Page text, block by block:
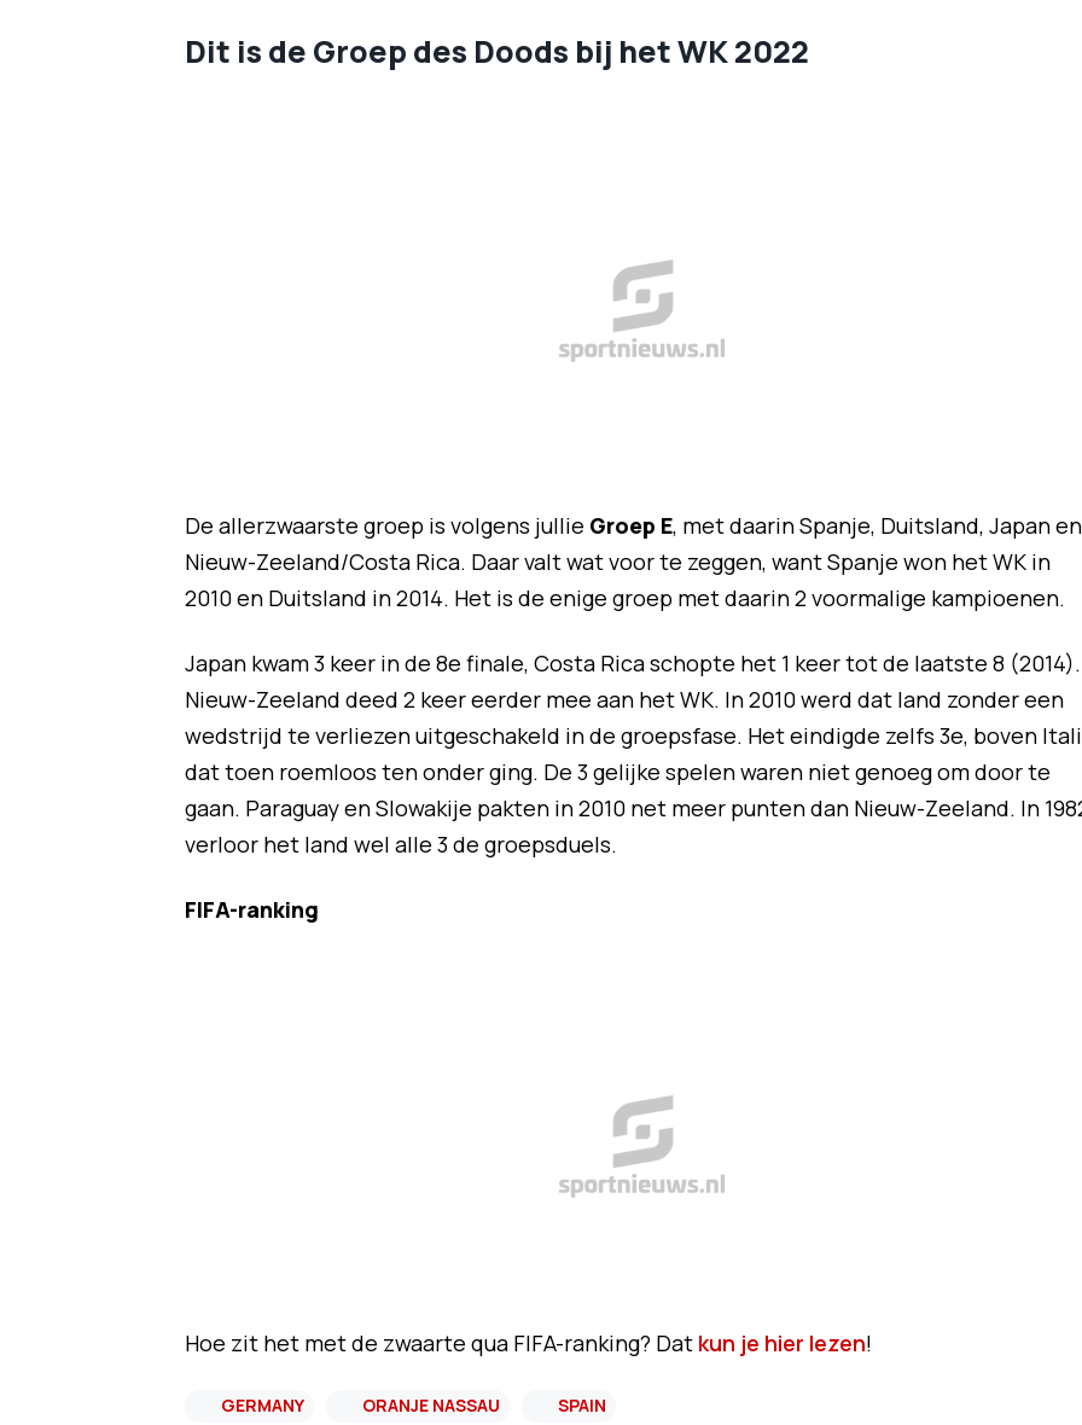
Dit is de Groep des Doods bij het WK 2022
De allerzwaarste groep is volgens jullie Groep E, met daarin Spanje, Duitsland, Japan en
Nieuw-Zeeland/Costa Rica. Daar valt wat voor te zeggen, want Spanje won het WK in
2010 en Duitsland in 2014. Het is de enige groep met daarin 2 voormalige kampioenen.
Japan kwam 3 keer in de 8e finale, Costa Rica schopte het 1 keer tot de laatste 8 (2014).
Nieuw-Zeeland deed 2 keer eerder mee aan het WK. In 2010 werd dat land zonder een
wedstrijd te verliezen uitgeschakeld in de groepsfase. Het eindigde zelfs 3e, boven
dat toen roemloos ten onder ging. De 3 gelijke spelen waren niet genoeg om door te
gaan. Paraguay en Slowakije pakten in 2010 net meer punten dan Nieuw-Zeeland. In
verloor het land wel alle 3 de groepsduels.
FIFA-ranking
Hoe zit het met de zwaarte qua FIFA-ranking? Dat kun je hier lezen!
GERMANY ORANJE NASSAU SPAIN